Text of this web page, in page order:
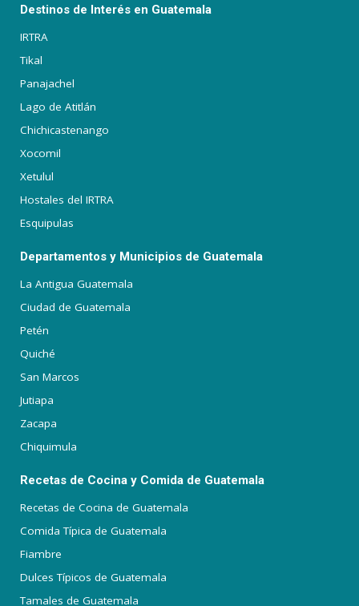
Destinos de Interés en Guatemala
IRTRA
Tikal
Panajachel
Lago de Atitlán
Chichicastenango
Xocomil
Xetulul
Hostales del IRTRA
Esquipulas
Departamentos y Municipios de Guatemala
La Antigua Guatemala
Ciudad de Guatemala
Petén
Quiché
San Marcos
Jutiapa
Zacapa
Chiquimula
Recetas de Cocina y Comida de Guatemala
Recetas de Cocina de Guatemala
Comida Típica de Guatemala
Fiambre
Dulces Típicos de Guatemala
Tamales de Guatemala